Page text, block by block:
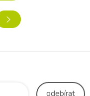
a praktická –
na přenášení i
odebírat